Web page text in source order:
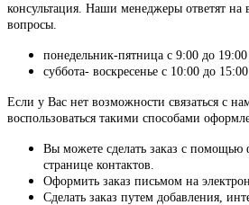
консультация. Наши менеджеры ответят на
вопросы.
понедельник-пятница с 9:00 до 19:00
суббота- воскресенье с 10:00 до 15:00
Если у Вас нет возможности связаться с
воспользоваться такими способами
Вы можете сделать заказ с помощью
странице контактов.
Оформить заказ письмом на
Сделать заказ путем добавления,